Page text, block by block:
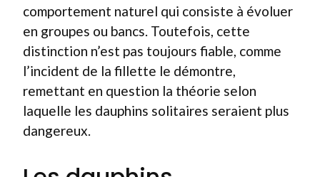
comportement naturel qui consiste à évoluer
en groupes ou bancs. Toutefois, cette
distinction n’est pas toujours fiable, comme
l’incident de la fillette le démontre,
remettant en question la théorie selon
laquelle les dauphins solitaires seraient plus
dangereux.